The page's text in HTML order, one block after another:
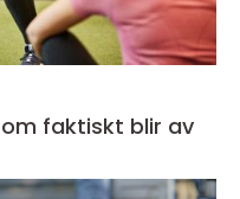
faktiskt blir av